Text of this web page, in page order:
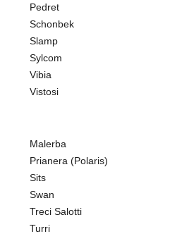
Pedret
Schonbek
Slamp
Sylcom
Vibia
Vistosi
Malerba
Prianera (Polaris)
Sits
Swan
Treci Salotti
Turri